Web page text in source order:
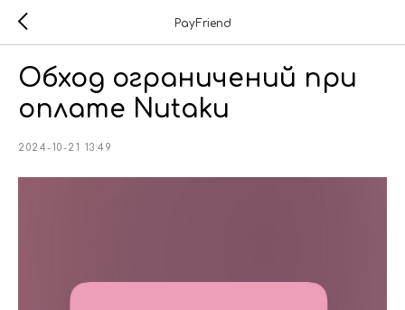
PayFriend
Обход ограничений при
оплате Nutaku
2024-10-21 13:49